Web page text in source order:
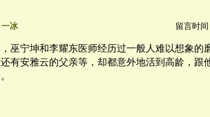
一冰 留言时间
巫宁坤和李耀东医师经历过一般人难以想象的
有安雅云的父亲等，却都意外地活到高龄，跟